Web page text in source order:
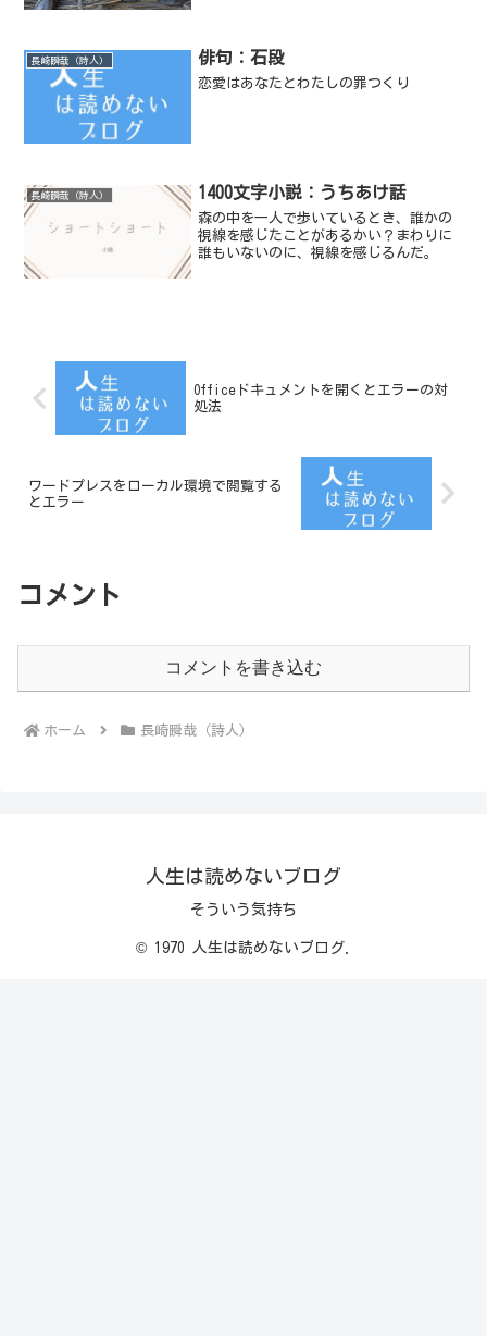
長崎瞬哉（詩人） 俳句：石段
恋愛はあなたとわたしの罪つくり
長崎瞬哉（詩人） 1400文字小説：うちあけ話
森の中を一人で歩いているとき、誰かの
視線を感じたことがあるかい？まわりに
誰もいないのに、視線を感じるんだ。
Officeドキュメントを開くとエラーの対
処法
ワードプレスをローカル環境で閲覧する
とエラー
コメント
コメントを書き込む
ホーム 長崎瞬哉（詩人）
人生は読めないブログ
そういう気持ち
© 1970 人生は読めないブログ.